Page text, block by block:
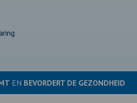
EN BEVORDERT DE GEZONDHEID